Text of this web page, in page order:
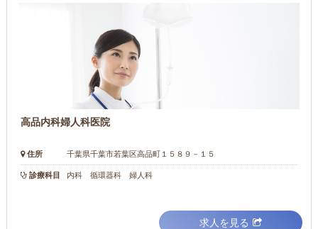
高品内科婦人科医院
住所 千葉県千葉市若葉区高品町１５８９－１５
診療科目 内科 循環器科 婦人科
求人を見る